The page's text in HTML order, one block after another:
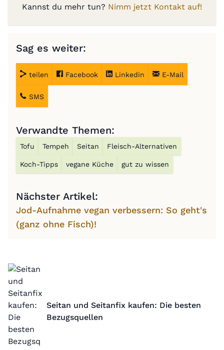
Kannst du mehr tun? Nimm jetzt Kontakt auf!
Sag es weiter:
teilen Facebook Linkedin E-Mail
SMS
Verwandte Themen:
Tofu Tempeh Seitan Fleisch-Alternativen
Koch-Tipps vegane Küche gut zu wissen
Nächster Artikel:
Jod-Aufnahme vegan verbessern: So geht's
(ganz ohne Fisch)!
Seitan und Seitanfix kaufen: Die besten
Bezugsquellen